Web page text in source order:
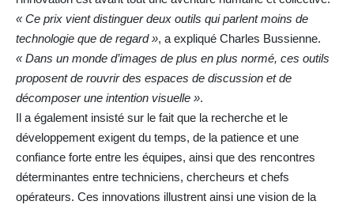
« Ce prix vient distinguer deux outils qui parlent moins de
technologie que de regard », a expliqué Charles Bussienne.
« Dans un monde d’images de plus en plus normé, ces outils
proposent de rouvrir des espaces de discussion et de
décomposer une intention visuelle ».
Il a également insisté sur le fait que la recherche et le
développement exigent du temps, de la patience et une
confiance forte entre les équipes, ainsi que des rencontres
déterminantes entre techniciens, chercheurs et chefs
opérateurs. Ces innovations illustrent ainsi une vision de la